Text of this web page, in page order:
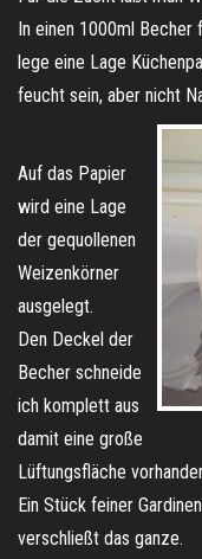
In einen 1000ml
lege eine Lage
feucht sein, aber nicht
Auf das Papier
wird eine Lage
der gequollenen
Weizenkörner
ausgelegt.
Den Deckel der
Becher schneide
ich komplett aus
damit eine große
Lüftungsfläche
Ein Stück feiner
verschließt das ganze.